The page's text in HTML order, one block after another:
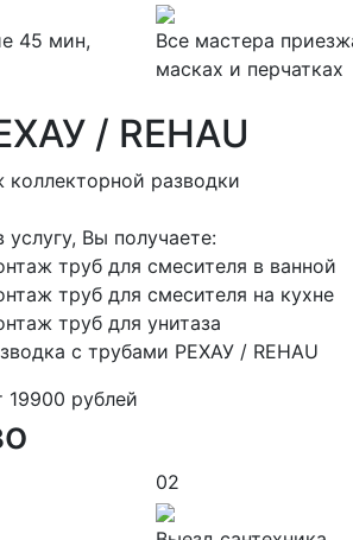
45 мин,
Все мастера
масках и перчатках
/ REHAU
разводки
услугу, Вы получаете:
труб для смесителя в ванной
труб для смесителя на кухне
труб для унитаза
с трубами РЕХАУ / REHAU
19900 рублей
02